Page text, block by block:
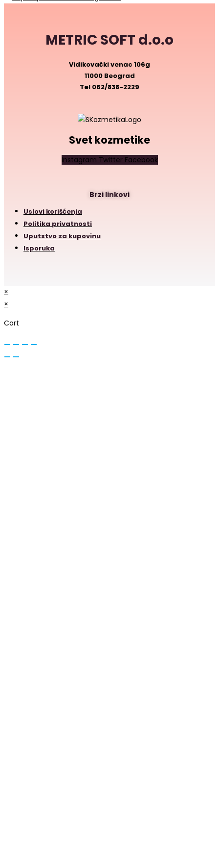
METRIC SOFT d.o.o
Vidikovački venac 106g
11000 Beograd
Tel 062/838-2229
Svet kozmetike
Instagram Twitter Facebook
Brzi linkovi
Uslovi korišćenja
Politika privatnosti
Uputstvo za kupovinu
Isporuka
×
×
Cart